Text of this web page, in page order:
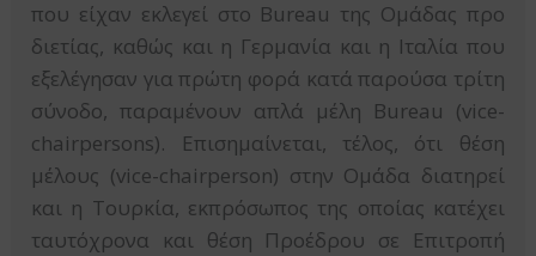
που είχαν εκλεγεί στο Bureau της Ομάδας προ
διετίας, καθώς και η Γερμανία και η Ιταλία που
εξελέγησαν για πρώτη φορά κατά παρούσα τρίτη
σύνοδο, παραμένουν απλά μέλη Bureau (vice-
chairpersons). Επισημαίνεται, τέλος, ότι θέση
μέλους (vice-chairperson) στην Ομάδα διατηρεί
και η Τουρκία, εκπρόσωπος της οποίας κατέχει
ταυτόχρονα και θέση Προέδρου σε Επιτροπή